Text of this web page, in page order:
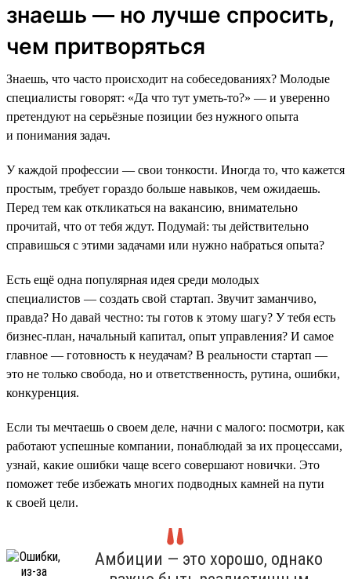
знаешь — но лучше спросить,
чем притворяться
Знаешь, что часто происходит на собеседованиях? Молодые
специалисты говорят: «Да что тут уметь-то?» — и уверенно
претендуют на серьёзные позиции без нужного опыта
и понимания задач.
У каждой профессии — свои тонкости. Иногда то, что кажется
простым, требует гораздо больше навыков, чем ожидаешь.
Перед тем как откликаться на вакансию, внимательно
прочитай, что от тебя ждут. Подумай: ты действительно
справишься с этими задачами или нужно набраться опыта?
Есть ещё одна популярная идея среди молодых
специалистов — создать свой стартап. Звучит заманчиво,
правда? Но давай честно: ты готов к этому шагу? У тебя есть
бизнес-план, начальный капитал, опыт управления? И самое
главное — готовность к неудачам? В реальности стартап —
это не только свобода, но и ответственность, рутина, ошибки,
конкуренция.
Если ты мечтаешь о своем деле, начни с малого: посмотри, как
работают успешные компании, понаблюдай за их процессами,
узнай, какие ошибки чаще всего совершают новички. Это
поможет тебе избежать многих подводных камней на пути
к своей цели.
Амбиции — это хорошо, однако